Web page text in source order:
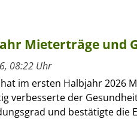
Mieterträge und
08:22 Uhr
im ersten Halbjahr 2026
verbesserte der
und bestätigte die